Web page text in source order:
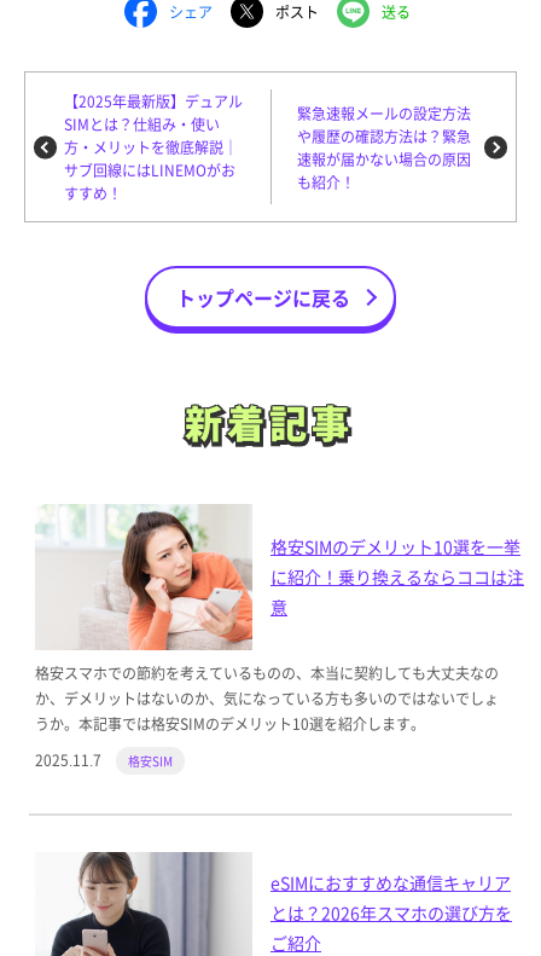
シェア ポスト 送る
【2025年最新版】デュアル
SIMとは？仕組み・使い
方・メリットを徹底解説｜
サブ回線にはLINEMOがお
すすめ！
緊急速報メールの設定方法
や履歴の確認方法は？緊急
速報が届かない場合の原因
も紹介！
トップページに戻る
新着記事
新着記事
格安SIMのデメリット10選を一挙
に紹介！乗り換えるならココは注
意
格安スマホでの節約を考えているものの、本当に契約しても大丈夫なの
か、デメリットはないのか、気になっている方も多いのではないでしょ
うか。本記事では格安SIMのデメリット10選を紹介します。
2025.11.7
格安SIM
eSIMにおすすめな通信キャリア
とは？2026年スマホの選び方を
ご紹介